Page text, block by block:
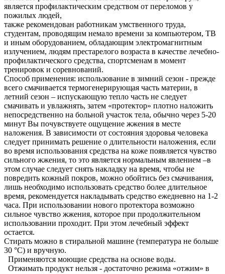
является профилактическим средством от переломов у
пожилых людей,
также рекомендован работникам умственного труда,
студентам, проводящим немало времени за компьютером, ТВ
и иным оборудованием, обладающим электромагнитным
излучением, людям престарелого возраста в качестве лечебно-
профилактического средства, спортсменам в момент
тренировок и соревнований.
Способ применения: использование в зимний сезон - прежде
всего смачивается термогенерирующая часть материи, в
летний сезон – испускающую тепло часть не следует
смачивать и увлажнять, затем «протектор» плотно наложить
непосредственно на больной участок тела, обычно через 5-20
минут Вы почувствуете ощущение жжения в месте
наложения. В зависимости от состояния здоровья человека
следует принимать решение о длительности наложения, если
во время использования средства на коже появляется чувство
сильного жжения, то это является нормальным явлением –в
этом случае следует снять накладку на время, чтобы не
повредить кожный покров, можно обойтись без смачивания,
лишь необходимо использовать средство более длительное
время, рекомендуется накладывать средство ежедневно на 1-2
часа. При использовании нового протектора возможно
сильное чувство жжения, которое при продолжительном
использовании проходит. При этом лечебный эффект
остается.
Стирать можно в стиральной машине (температура не больше
30 °С) и вручную.
Применяются моющие средства на основе воды.
Отжимать продукт нельзя - достаточно режима «отжим» в